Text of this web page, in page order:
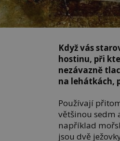
Když vás
hostinu, při
nezávazně
na lehátkách,
Používají
většinou sedm
například
jsou dvě